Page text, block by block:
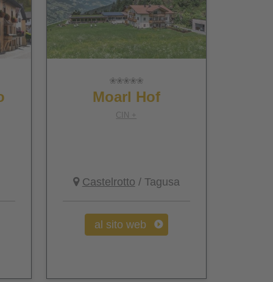
Moarl Hof
CIN +
Castelrotto / Tagusa
al sito web